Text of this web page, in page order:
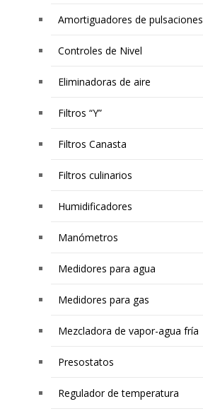
Amortiguadores de pulsaciones
Controles de Nivel
Eliminadoras de aire
Filtros “Y”
Filtros Canasta
Filtros culinarios
Humidificadores
Manómetros
Medidores para agua
Medidores para gas
Mezcladora de vapor-agua fría
Presostatos
Regulador de temperatura